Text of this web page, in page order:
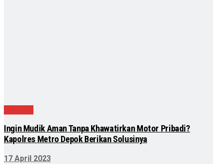
Ingin Mudik Aman Tanpa Khawatirkan Motor Pribadi?
Kapolres Metro Depok Berikan Solusinya
17 April 2023